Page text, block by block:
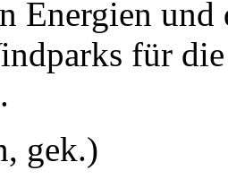
Energien
für
gek.)